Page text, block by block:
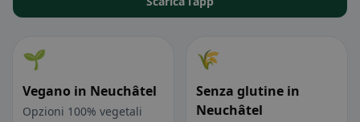
🌱
Vegano in Neuchâtel
Opzioni 100% vegetali
🌾
Senza glutine in
Neuchâtel